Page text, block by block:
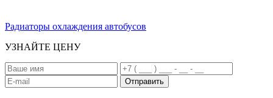
Радиаторы охлаждения автобусов
УЗНАЙТЕ ЦЕНУ